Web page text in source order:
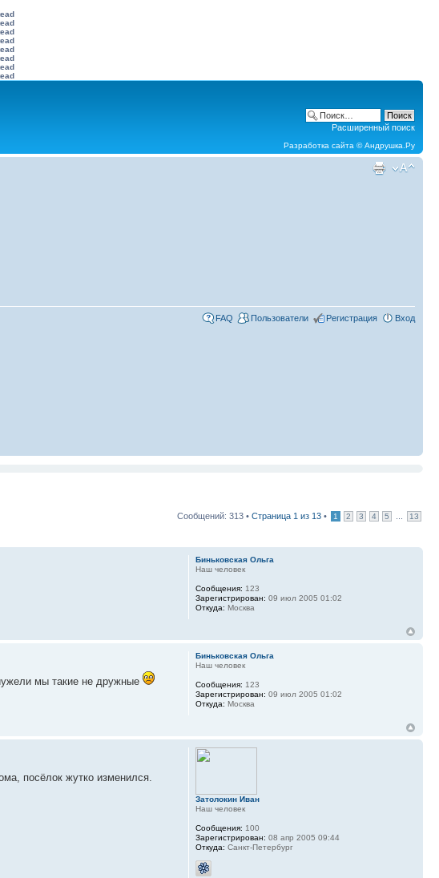
Расширенный поиск
Разработка сайта ©Андрушка.Ру
FAQ Пользователи Регистрация Вход
Сообщений: 313 • Страница 1 из 13 • 1 2 3 4 5 13
Биньковская Ольга
Наш человек
Сообщения: 123
Зарегистрирован: 09 июл 2005 01:02
Откуда: Москва
мы такие не дружные
Биньковская Ольга
Наш человек
Сообщения: 123
Зарегистрирован: 09 июл 2005 01:02
Откуда: Москва
посёлок жутко изменился.
Затолокин Иван
Наш человек
Сообщения: 100
Зарегистрирован: 08 апр 2005 09:44
Откуда: Санкт-Петербург